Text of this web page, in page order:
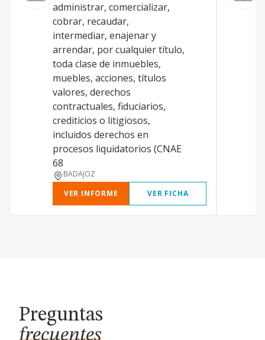
administrar, comercializar,
cobrar, recaudar,
intermediar, enajenar y
arrendar, por cualquier título,
toda clase de inmuebles,
muebles, acciones, títulos
valores, derechos
contractuales, fiduciarios,
crediticios o litigiosos,
incluidos derechos en
procesos liquidatorios (CNAE
68
BADAJOZ
VER INFORME
VER FICHA
Preguntas
frecuentes